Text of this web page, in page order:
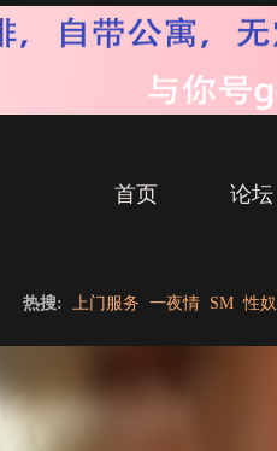
论坛
首页
热搜: 上门服务 一夜情 SM 性奴